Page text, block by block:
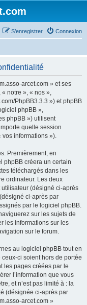
Connexion
S’enregistrer
arcet.com » et ses
notre », « nos »,
PhpBB3.3.3 ») et phpBB
phpBB »,
phpBB ») utilisent
quelle session
vos informations »).
Premièrement, en
phpBB créera un certain
téléchargés dans les
ordinateur. Les deux
(désigné ci-après
ci-après par
par le logiciel phpBB.
sur les sujets de
les informations sur les
sur le forum.
au logiciel phpBB tout en
ci soient hors de portée
les pages créées par le
l’information que vous
et n’est pas limité à : la
(désignée ci-après par
arcet.com »